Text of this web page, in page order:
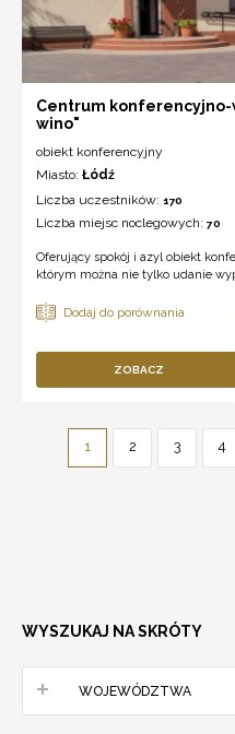
Centrum
wino"
obiekt konferencyjny
Miasto: Łódź
Liczba uczestników: 170
Liczba miejsc noclegowych: 70
Oferujący spokój i azyl obiekt
którym można nie tylko udanie
ZOBACZ
1 2 3 4
WYSZUKAJ NA SKRÓTY
WOJEWÓDZTWA